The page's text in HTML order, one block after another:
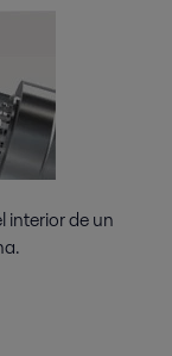
interior de un